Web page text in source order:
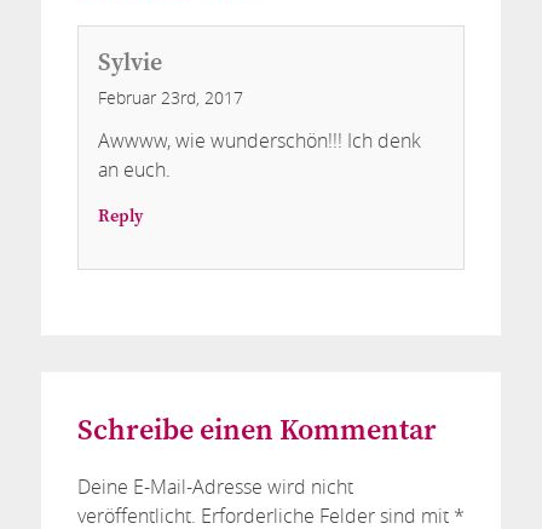
Sylvie
Februar 23rd, 2017
Awwww, wie wunderschön!!! Ich denk
an euch.
Reply
Schreibe einen Kommentar
Deine E-Mail-Adresse wird nicht
veröffentlicht. Erforderliche Felder sind mit *